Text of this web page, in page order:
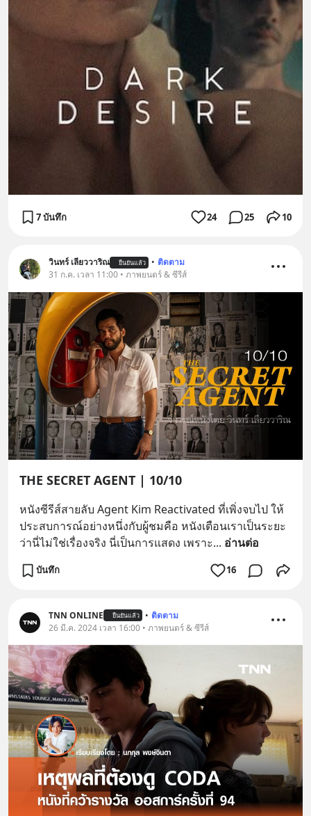
7 บันทึก 24 25 10
วินทร์ เลียววาริณ ยืนยันแล้ว • ติดตาม
31 ก.ค. เวลา 11:00 • ภาพยนตร์ & ซีรีส์
THE SECRET AGENT | 10/10
หนังซีรีส์สายลับ Agent Kim Reactivated ที่เพิ่งจบไป ให้
ประสบการณ์อย่างหนึ่งกับผู้ชมคือ หนังเตือนเราเป็นระยะ
ว่านี่ไม่ใช่เรื่องจริง นี่เป็นการแสดง เพราะ... อ่านต่อ
บันทึก 16
TNN ONLINE ยืนยันแล้ว • ติดตาม
26 มี.ค. 2024 เวลา 16:00 • ภาพยนตร์ & ซีรีส์